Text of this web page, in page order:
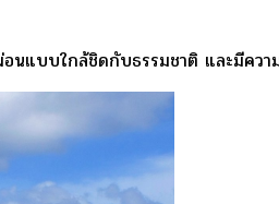
อนแบบใกล้ชิดกับธรรมชาติ และมีควา